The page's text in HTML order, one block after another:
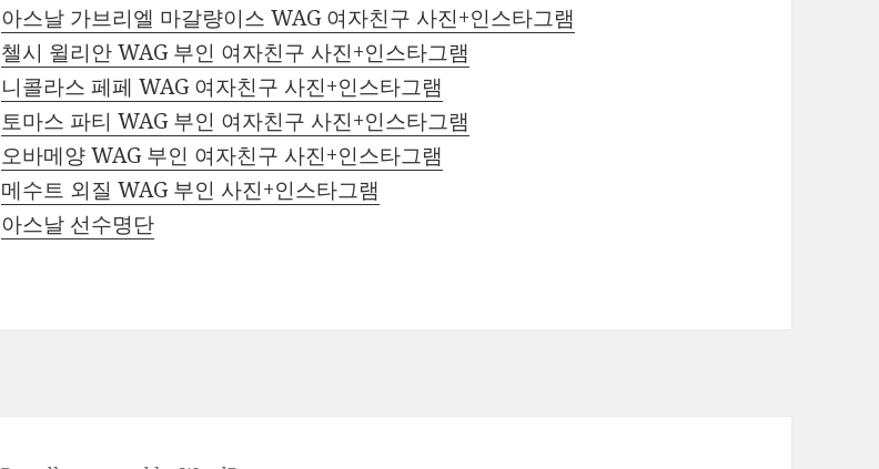
아스날 가브리엘 마갈량이스 WAG 여자친구 사진+인스타그램
첼시 윌리안 WAG 부인 여자친구 사진+인스타그램
니콜라스 페페 WAG 여자친구 사진+인스타그램
토마스 파티 WAG 부인 여자친구 사진+인스타그램
오바메양 WAG 부인 여자친구 사진+인스타그램
메수트 외질 WAG 부인 사진+인스타그램
아스날 선수명단